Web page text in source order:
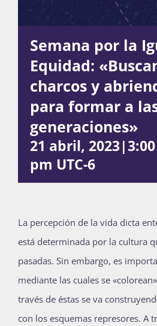
La
Blog
Súmate
Semana por la
Equidad:
charcos y
para formar a
generaciones»
21 abril,
pm UTC-6
La percepción de la vida dicta
está determinada por la cultura
pasadas. Sin embargo, es
mediante las cuales se
través de éstas se va
con los esquemas represores. A